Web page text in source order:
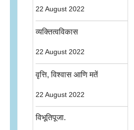
22 August 2022
व्यक्तित्वविकास
22 August 2022
वृत्ति, विश्वास आणि मतें
22 August 2022
विभूतिपूजा.